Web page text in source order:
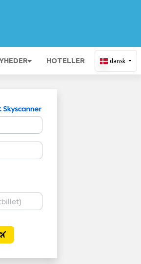
HOTELLER dansk